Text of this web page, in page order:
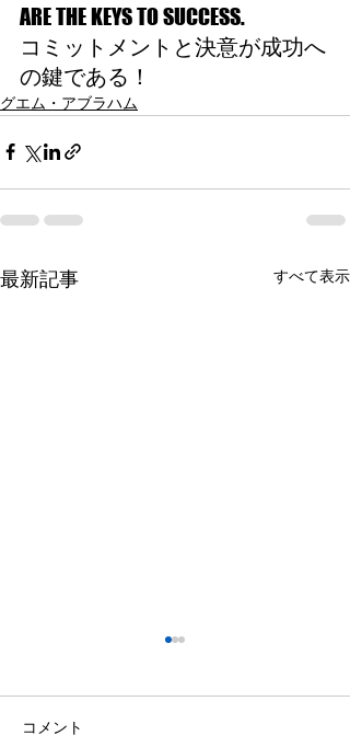
ARE THE KEYS TO SUCCESS.
コミットメントと決意が成功へ
の鍵である！
グエム・アブラハム
最新記事 すべて表示
コメント